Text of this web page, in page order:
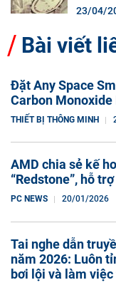
23/04/
Bài viết
Đặt Any Space
Carbon
THIẾT BỊ THÔNG MINH
AMD chia sẻ kế
“Redstone”, hỗ
PC NEWS 20/01/2026
Tai nghe dẫn
năm 2026: Luôn
bơi lội và làm